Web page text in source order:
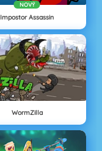
NOVÝ
Impostor Assassin
WormZilla